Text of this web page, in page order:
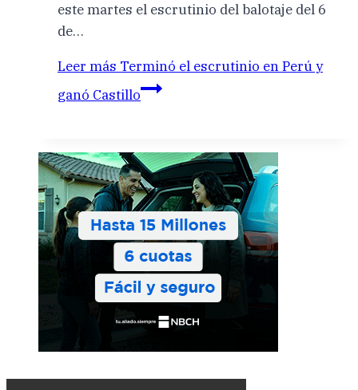
este martes el escrutinio del balotaje del 6
de…
Leer más Terminó el escrutinio en Perú y
ganó Castillo